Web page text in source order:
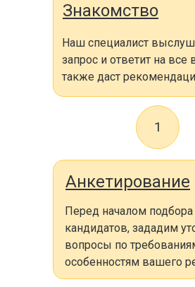
Наш специалист
запрос и ответит на все
также даст
Знакомство
Перед началом подбора
кандидатов, зададим
вопросы по
особенностям вашего
Анкетирование
1